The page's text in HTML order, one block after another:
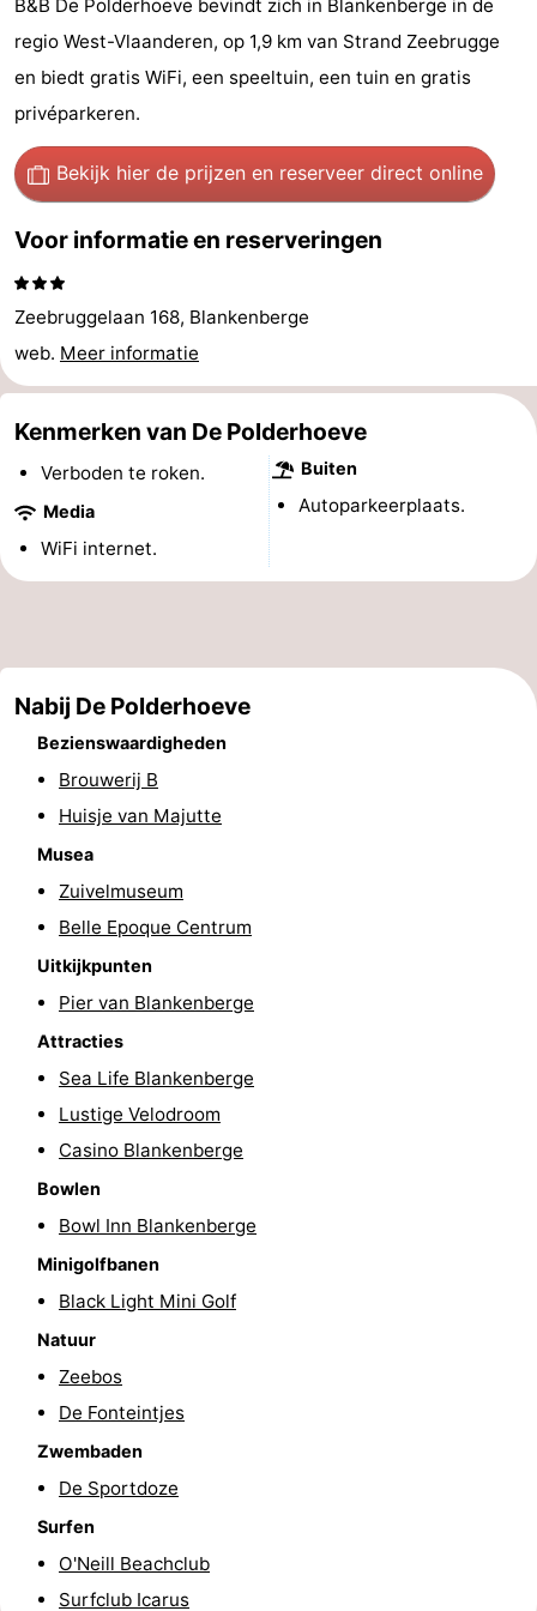
Garden
Blankenberge
breakfasts)
Campings
Hotels
-
Beachside
-
Duinen
Center
Haan
Last
Zien
&
Bezienswaardigheden
Uitkijkpunten
Attracties
Boerderijen
Binnenspeeltuinen
Bowlen
Minigolfbanen
Wellness
centra
Dorpen
Steden
Natuur
Sporten
Zwembaden
Wandelen
Golfbanen
Surfen
Eten
B&B De Polderhoeve bevindt zich in Blankenberge in de
regio West-Vlaanderen, op 1,9 km van Strand Zeebrugge
en biedt gratis WiFi, een speeltuin, een tuin en gratis
privéparkeren.
Bekijk hier de prijzen en reserveer direct online
Voor informatie en reserveringen
Zeebruggelaan 168, Blankenberge
web. Meer informatie
Kenmerken van De Polderhoeve
Verboden te roken.
Media
WiFi internet.
Buiten
Autoparkeerplaats.
Nabij De Polderhoeve
Bezienswaardigheden
Brouwerij B
Huisje van Majutte
Musea
Zuivelmuseum
Belle Epoque Centrum
Uitkijkpunten
Pier van Blankenberge
Attracties
Sea Life Blankenberge
Lustige Velodroom
Casino Blankenberge
Bowlen
Bowl Inn Blankenberge
Minigolfbanen
Black Light Mini Golf
Natuur
Zeebos
De Fonteintjes
Zwembaden
De Sportdoze
Surfen
O'Neill Beachclub
Surfclub Icarus